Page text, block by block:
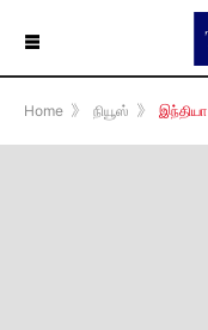
☰
Home 》 நியூஸ் 》 இந்தியா